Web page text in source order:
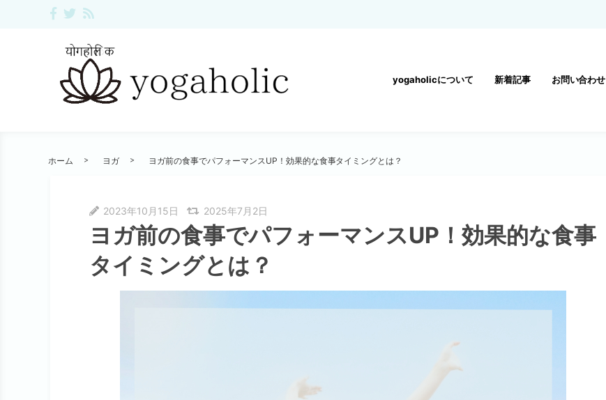
yogaholicについて 新着記事 お問い合わせ
ホーム ヨガ ヨガ前の食事でパフォーマンスUP！効果的な食事タイミングとは？
2023年10月15日 2025年7月2日
ヨガ前の食事でパフォーマンスUP！効果的な食事
タイミングとは？